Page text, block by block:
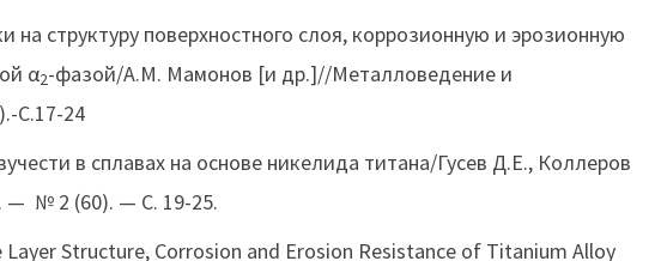
структуру поверхностного слоя, коррозионную и эрозионную
α2-фазой/А.М. Мамонов [и др.]//Металловедение и
С.17-24
в сплавах на основе никелида титана/Гусев Д.Е., Коллеров
— № 2 (60). — С. 19-25.
Structure, Corrosion and Erosion Resistance of Titanium Alloy